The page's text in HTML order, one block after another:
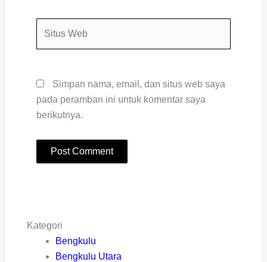
Simpan nama, email, dan situs web saya
pada peramban ini untuk komentar saya
berikutnya.
Kategori
Bengkulu
Bengkulu Utara